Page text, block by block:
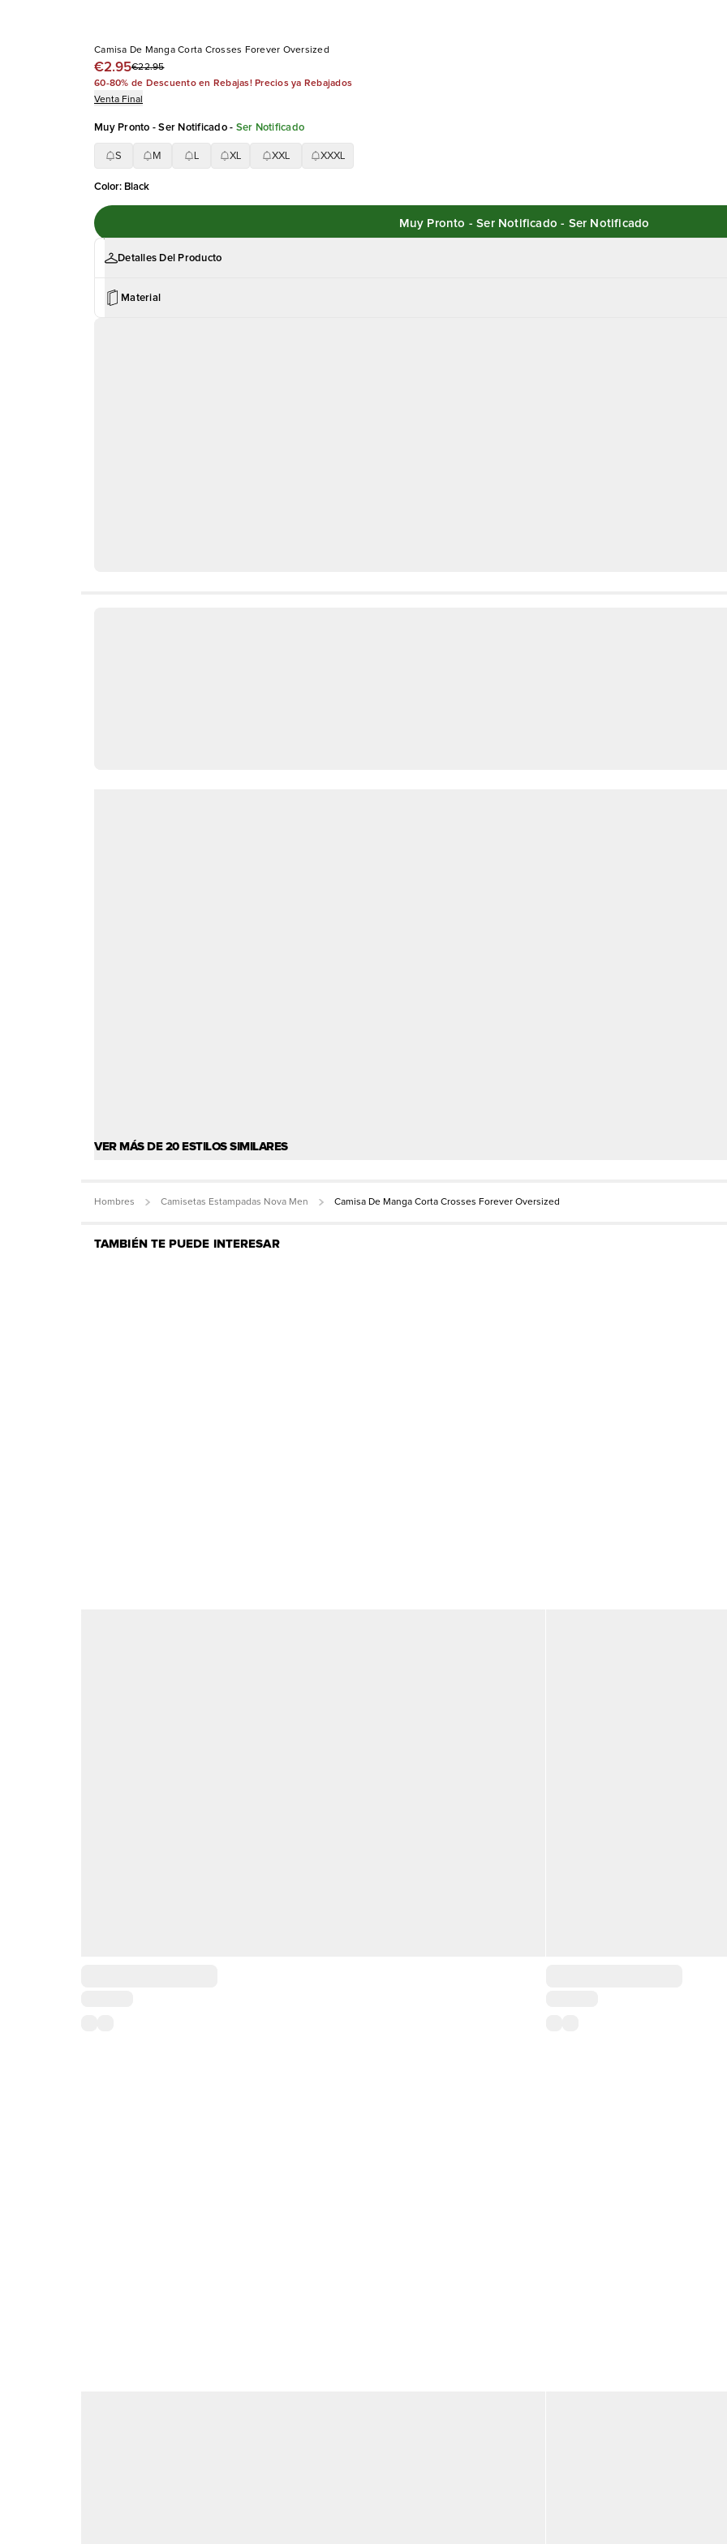
Camisa De Manga Corta Crosses Forever Oversized
€2.95€22.95
60-80% de Descuento en Rebajas! Precios ya Rebajados
Venta Final
Muy Pronto - Ser Notificado- Ser Notificado
S M XL XXL XXXL
Color: Black
Muy Pronto - Ser Notificado - Ser Notificado
Detalles Del Producto
Material
VER MÁS DE 20 ESTILOS SIMILARES
Hombres Camisetas Estampadas Nova Men Camisa De Manga Corta Crosses Forever Oversized
TAMBIÉN TE PUEDE INTERESAR